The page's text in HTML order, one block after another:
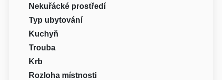
Nekuřácké prostředí
Typ ubytování
Kuchyň
Trouba
Krb
Rozloha místnosti